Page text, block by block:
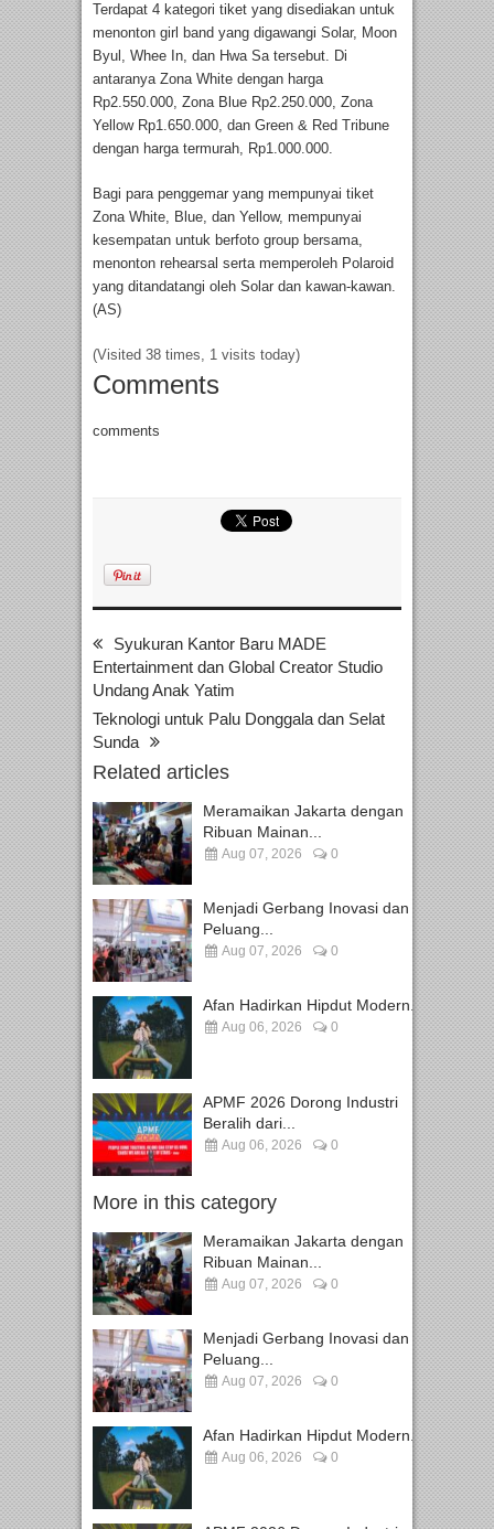
Terdapat 4 kategori tiket yang disediakan untuk
menonton girl band yang digawangi Solar, Moon
Byul, Whee In, dan Hwa Sa tersebut. Di
antaranya Zona White dengan harga
Rp2.550.000, Zona Blue Rp2.250.000, Zona
Yellow Rp1.650.000, dan Green & Red Tribune
dengan harga termurah, Rp1.000.000.
Bagi para penggemar yang mempunyai tiket
Zona White, Blue, dan Yellow, mempunyai
kesempatan untuk berfoto group bersama,
menonton rehearsal serta memperoleh Polaroid
yang ditandatangi oleh Solar dan kawan-kawan.
(AS)
(Visited 38 times, 1 visits today)
Comments
comments
Syukuran Kantor Baru MADE
Entertainment dan Global Creator Studio
Undang Anak Yatim
Teknologi untuk Palu Donggala dan Selat
Sunda
Related articles
Meramaikan Jakarta dengan
Ribuan Mainan...
Aug 07, 2026 0
Menjadi Gerbang Inovasi dan
Peluang...
Aug 07, 2026 0
Afan Hadirkan Hipdut Modern...
Aug 06, 2026 0
APMF 2026 Dorong Industri
Beralih dari...
Aug 06, 2026 0
More in this category
Meramaikan Jakarta dengan
Ribuan Mainan...
Aug 07, 2026 0
Menjadi Gerbang Inovasi dan
Peluang...
Aug 07, 2026 0
Afan Hadirkan Hipdut Modern...
Aug 06, 2026 0